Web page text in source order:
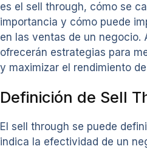
es el sell through, cómo se
importancia y cómo puede
en las ventas de un negocio.
ofrecerán estrategias para
y maximizar el rendimiento
Definición de Sell
El sell through se puede
indica la efectividad de un